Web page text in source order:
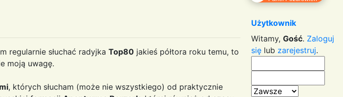
regularnie słuchać radyjka Top80 jakieś półtora roku temu, to
moją uwagę.
, których słucham (może nie wszystkiego) od praktycznie
Użytkownik
Witamy, Gość. Zaloguj
się lub zarejestruj.